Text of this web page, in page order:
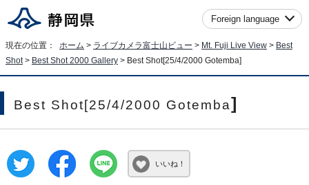
Foreign language
現在の位置： ホーム > ライブカメラ富士山ビュー > Mt. Fuji Live View > Best
Shot> Best Shot 2000 Gallery > Best Shot[25/4/2000 Gotemba]
Best Shot[25/4/2000 Gotemba]
いいね！